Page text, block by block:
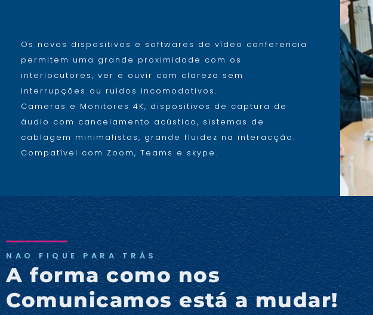
Os novos dispositivos e softwares de vídeo conferencia
permitem uma grande proximidade com os
interlocutores, ver e ouvir com clareza sem
interrupções ou ruídos incomodativos.
Cameras e Monitores 4K, dispositivos de captura de
áudio com cancelamento acústico, sistemas de
cablagem minimalistas, grande fluidez na interacção.
Compatível com Zoom, Teams e skype.
NAO FIQUE PARA TRÁS
A forma como nos
Comunicamos está a mudar!